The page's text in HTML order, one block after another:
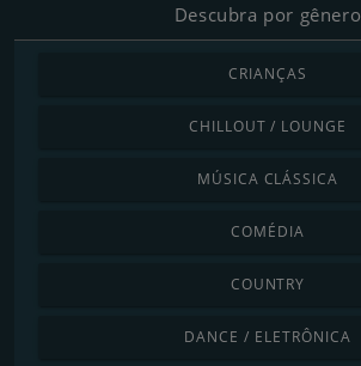
Descubra por gênero
CRIANÇAS
CHILLOUT / LOUNGE
MÚSICA CLÁSSICA
COMÉDIA
COUNTRY
DANCE / ELETRÔNICA